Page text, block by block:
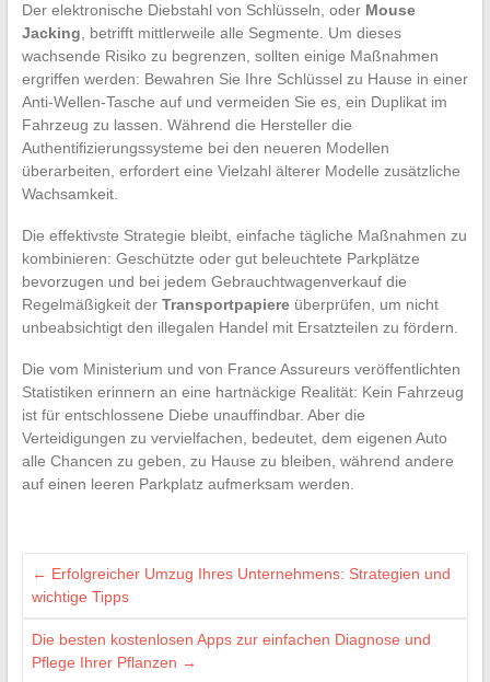
Der elektronische Diebstahl von Schlüsseln, oder Mouse
Jacking , betrifft mittlerweile alle Segmente. Um dieses
wachsende Risiko zu begrenzen, sollten einige Maßnahmen
ergriffen werden: Bewahren Sie Ihre Schlüssel zu Hause in einer
Anti-Wellen-Tasche auf und vermeiden Sie es, ein Duplikat im
Fahrzeug zu lassen. Während die Hersteller die
Authentifizierungssysteme bei den neueren Modellen
überarbeiten, erfordert eine Vielzahl älterer Modelle zusätzliche
Wachsamkeit.
Die effektivste Strategie bleibt, einfache tägliche Maßnahmen zu
kombinieren: Geschützte oder gut beleuchtete Parkplätze
bevorzugen und bei jedem Gebrauchtwagenverkauf die
Regelmäßigkeit der Transportpapiereüberprüfen, um nicht
unbeabsichtigt den illegalen Handel mit Ersatzteilen zu fördern.
Die vom Ministerium und von France Assureurs veröffentlichten
Statistiken erinnern an eine hartnäckige Realität: Kein Fahrzeug
ist für entschlossene Diebe unauffindbar. Aber die
Verteidigungen zu vervielfachen, bedeutet, dem eigenen Auto
alle Chancen zu geben, zu Hause zu bleiben, während andere
auf einen leeren Parkplatz aufmerksam werden.
← Erfolgreicher Umzug Ihres Unternehmens: Strategien und
wichtige Tipps
Die besten kostenlosen Apps zur einfachen Diagnose und
Pflege Ihrer Pflanzen →